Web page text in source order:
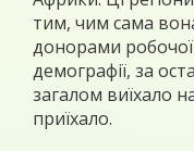
тим, чим сама
донорами
демографії, за
загалом виїхало
приїхало.